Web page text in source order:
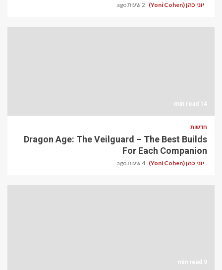
יוני כהן (Yoni Cohen) 2 שעות ago
14 min read
חדשות
Dragon Age: The Veilguard – The Best Builds
For Each Companion
יוני כהן (Yoni Cohen) 4 שעות ago
9 min read